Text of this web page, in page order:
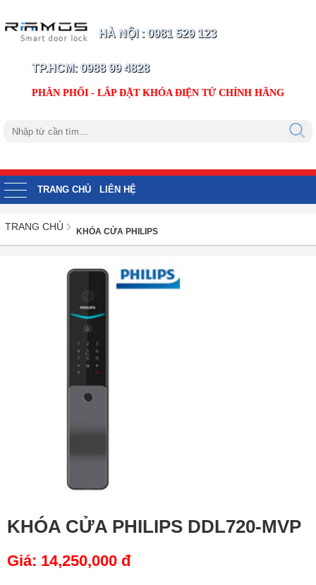
HÀ NỘI : 0981 529 123
TP.HCM: 0988 99 4828
PHÂN PHỐI - LẮP ĐẶT KHÓA ĐIỆN TỬ CHÍNH HÃNG
TRANG CHỦ LIÊN HỆ
TRANG CHỦ KHÓA CỬA PHILIPS
KHÓA CỬA PHILIPS DDL720-MVP
Giá: 14,250,000 đ